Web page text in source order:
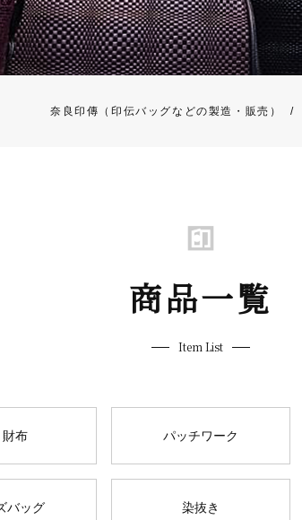
奈良印傳（印伝バッグなどの製造・販売） /
商品一覧
Item List
財布 パッチワーク
バッグ 染抜き